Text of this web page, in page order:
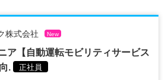
株式会社 New
ア【自動運転モビリティサービス
.
正社員